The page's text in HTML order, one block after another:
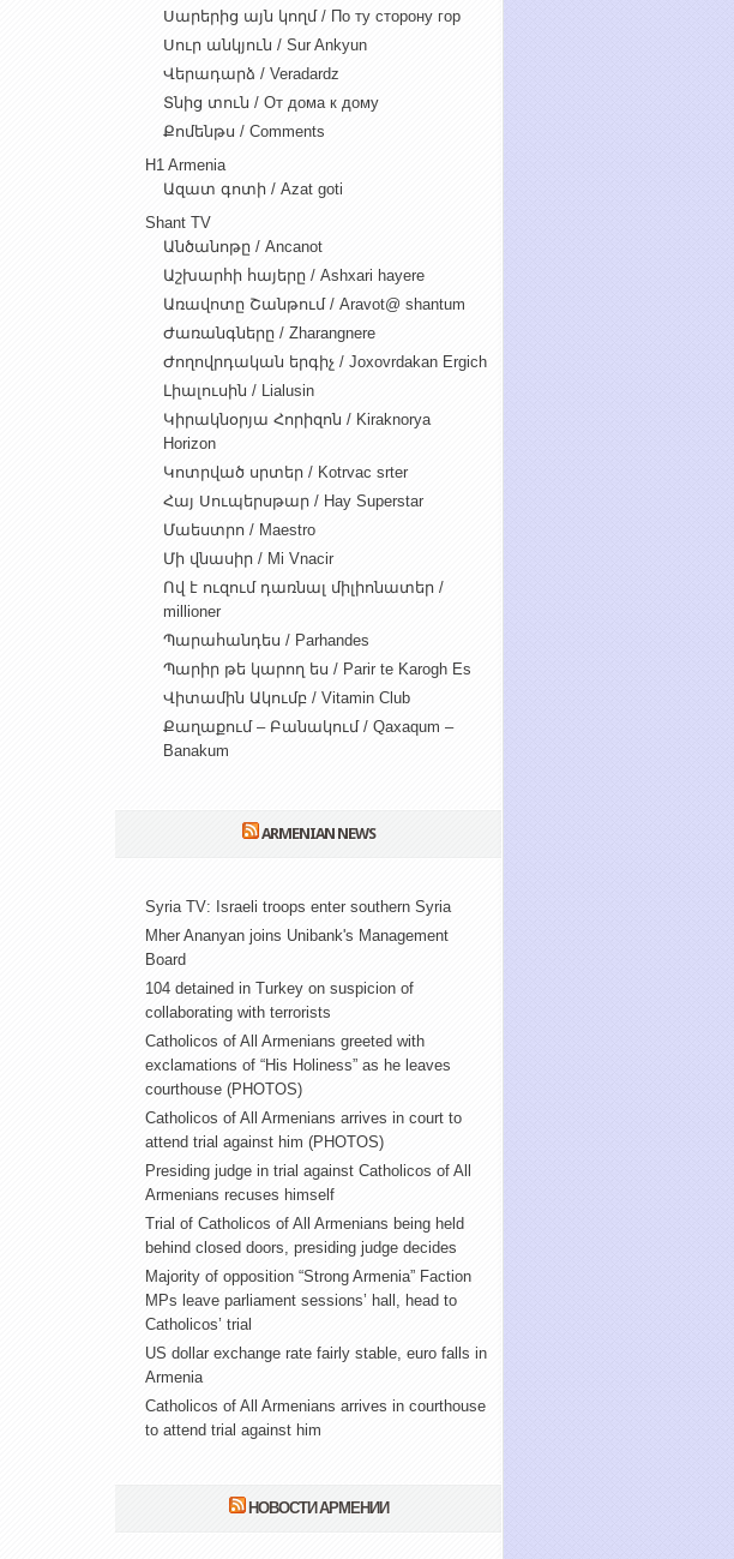
Սարերից այն կողմ / По ту сторону гор
Սուր անկյուն / Sur Ankyun
Վերադարձ / Veradardz
Տնից տուն / От дома к дому
Քոմենթս / Comments
H1 Armenia
Ազատ գոտի / Azat goti
Shant TV
Անծանոթը / Ancanot
Աշխարհի հայերը / Ashxari hayere
Առավոտը Շանթում / Aravot@ shantum
Ժառանգները / Zharangnere
Ժողովրդական երգիչ / Joxovrdakan Ergich
Լիալուսին / Lialusin
Կիրակնօրյա Հորիզոն / Kiraknorya
Horizon
Կոտրված սրտեր / Kotrvac srter
Հայ Սուպերսթար / Hay Superstar
Մաեստրո / Maestro
Մի վնասիր / Mi Vnacir
Ով է ուզում դառնալ միլիոնատեր /
millioner
Պարահանդես / Parhandes
Պարիր թե կարող ես / Parir te Karogh Es
Վիտամին Ակումբ / Vitamin Club
Քաղաքում – Բանակում / Qaxaqum –
Banakum
ARMENIAN NEWS
Syria TV: Israeli troops enter southern Syria
Mher Ananyan joins Unibank's Management
Board
104 detained in Turkey on suspicion of
collaborating with terrorists
Catholicos of All Armenians greeted with
exclamations of “His Holiness” as he leaves
courthouse (PHOTOS)
Catholicos of All Armenians arrives in court to
attend trial against him (PHOTOS)
Presiding judge in trial against Catholicos of All
Armenians recuses himself
Trial of Catholicos of All Armenians being held
behind closed doors, presiding judge decides
Majority of opposition “Strong Armenia” Faction
MPs leave parliament sessions’ hall, head to
Catholicos’ trial
US dollar exchange rate fairly stable, euro falls in
Armenia
Catholicos of All Armenians arrives in courthouse
to attend trial against him
НОВОСТИ АРМЕНИИ